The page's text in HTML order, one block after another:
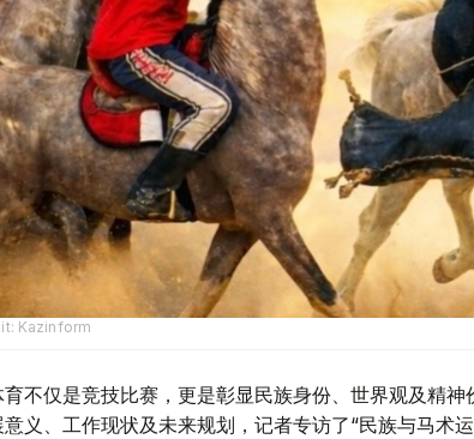
Kazinform
不仅是竞技比赛，更是彰显民族身份、世界观及精
义、工作现状及未来规划，记者专访了“民族与马术